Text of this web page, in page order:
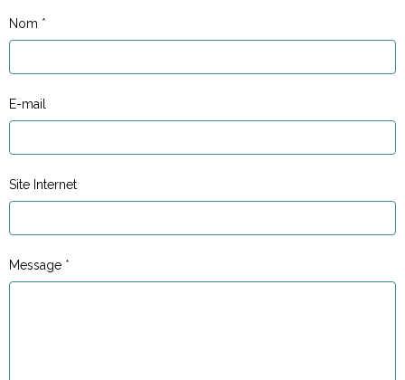
Nom
E-mail
Site Internet
Message